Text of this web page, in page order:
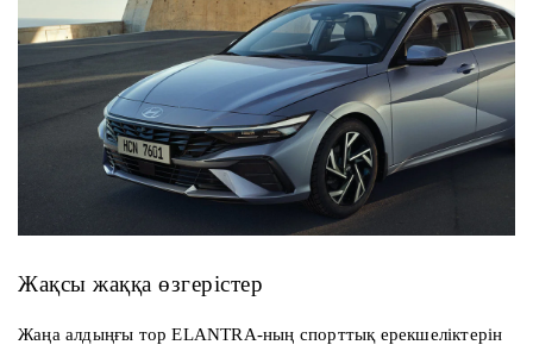
Жақсы жаққа өзгерістер
Жаңа алдыңғы тор ELANTRA-ның спорттық ерекшеліктерін